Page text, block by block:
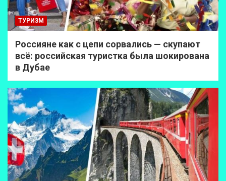
ТУРИЗМ
Россияне как с цепи сорвались — скупают
всё: российская туристка была шокирована
в Дубае